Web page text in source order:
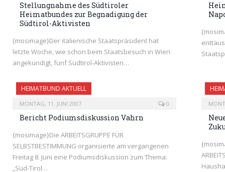
Stellungnahme des Südtiroler
Heimatbundes zur Begnadigung der
Südtirol-Aktivisten
{mosimage}Der italienische Staatspräsident hat
letzte Woche, wie schon beim Staatsbesuch in Wien
angekündigt, fünf Südtirol-Aktivisten…
HEIMATBUND AKTUELL
MONTAG, 11. JUNI 2007 0
Bericht Podiumsdiskussion Vahrn
{mosimage}Die ARBEITSGRUPPE FÜR
SELBSTBESTIMMUNG organisierte am vergangenen
Freitag 8. Juni eine Podiumsdiskussion zum Thema:
„Süd-Tirol…